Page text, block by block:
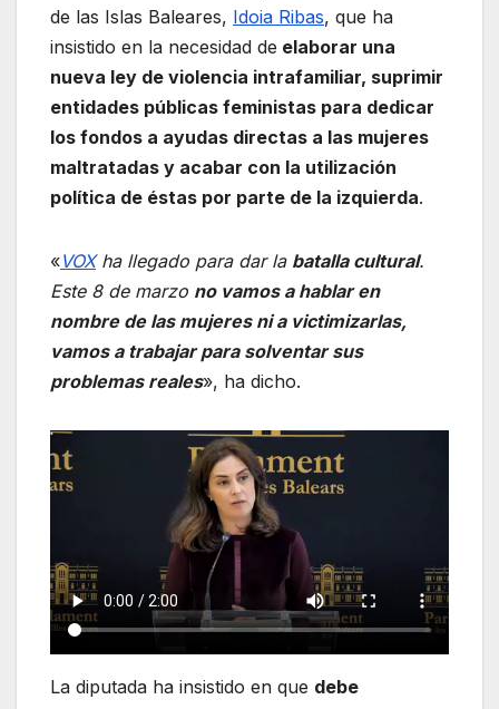
de las Islas Baleares, Idoia Ribas, que ha
insistido en la necesidad de elaborar una
nueva ley de violencia intrafamiliar, suprimir
entidades públicas feministas para dedicar
los fondos a ayudas directas a las mujeres
maltratadas y acabar con la utilización
política de éstas por parte de la izquierda.
«VOXha llegado para dar la batalla cultural.
Este 8 de marzo no vamos a hablar en
nombre de las mujeres ni a victimizarlas,
vamos a trabajar para solventar sus
problemas reales», ha dicho.
La diputada ha insistido en que debe